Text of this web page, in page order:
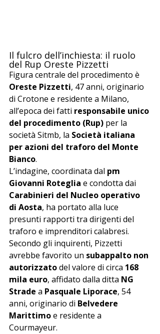
Il fulcro dell’inchiesta: il ruolo
del Rup Oreste Pizzetti
Figura centrale del procedimento è
Oreste Pizzetti, 47 anni, originario
di Crotone e residente a Milano,
all’epoca dei fatti responsabile unico
del procedimento (Rup) per la
società Sitmb, la Società italiana
per azioni del traforo del Monte
Bianco.
L’indagine, coordinata dal pm
Giovanni Roteglia e condotta dai
Carabinieri del Nucleo operativo
di Aosta, ha portato alla luce
presunti rapporti tra dirigenti del
traforo e imprenditori calabresi.
Secondo gli inquirenti, Pizzetti
avrebbe favorito un subappalto non
autorizzato del valore di circa 168
mila euro, affidato dalla ditta NG
Strade a Pasquale Liporace, 54
anni, originario di Belvedere
Marittimo e residente a
Courmayeur.